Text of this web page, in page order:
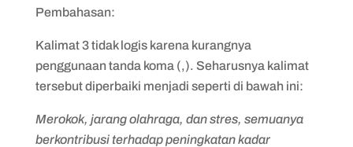
Pembahasan:
Kalimat 3 tidak logis karena kurangnya
penggunaan tanda koma (,). Seharusnya kalimat
tersebut diperbaiki menjadi seperti di bawah ini:
Merokok, jarang olahraga, dan stres, semuanya
berkontribusi terhadap peningkatan kadar